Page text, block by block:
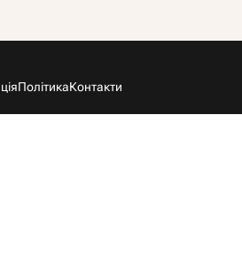
ПолітикаКонтакти